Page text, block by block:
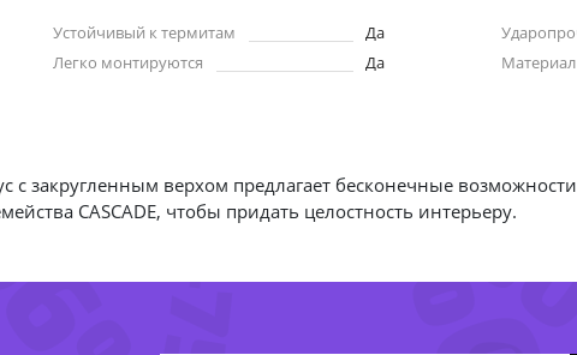
Устойчивый к термитам
Да
Легко монтируются
Да
Материал
с закругленным верхом предлагает бесконечные
CASCADE, чтобы придать целостность интерьеру.
-